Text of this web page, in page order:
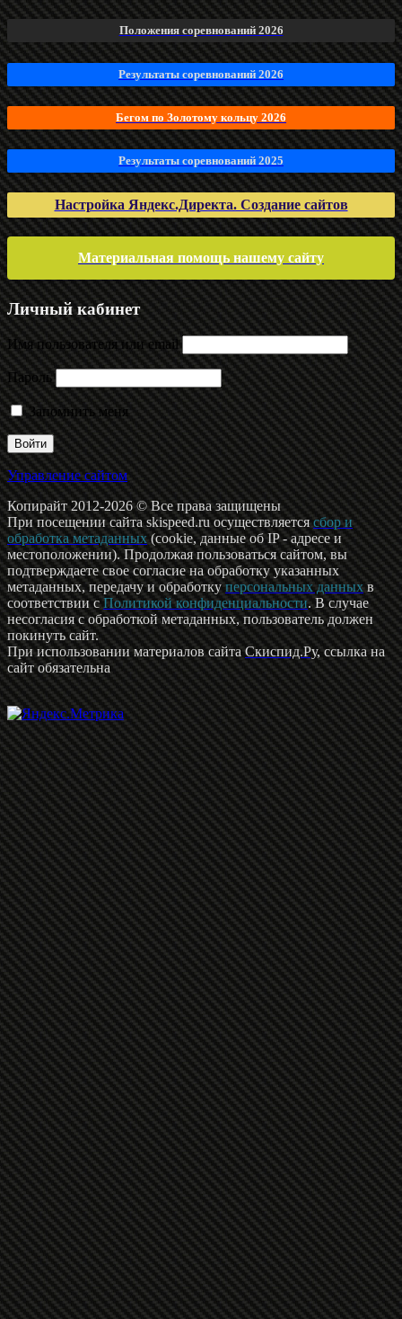
Положения соревнований 2026
Результаты соревнований 2026
Бегом по Золотому кольцу 2026
Результаты соревнований 2025
Настройка Яндекс.Директа. Создание сайтов
Материальная помощь нашему сайту
Личный кабинет
Имя пользователя или email
Пароль
Запомнить меня
Управление сайтом
Копирайт 2012-2026 © Все права защищены
При посещении сайта skispeed.ru осуществляетсясбор и
обработка метаданных(cookie, данные об IP - адресе и
местоположении). Продолжая пользоваться сайтом, вы
подтверждаете свое согласие на обработку указанных
метаданных, передачу и обработкуперсональных данныхв
соответствии сПолитикой конфиденциальности. В случае
несогласия с обработкой метаданных, пользователь должен
покинуть сайт.
При использовании материалов сайтаСкиспид.Ру, ссылка на
сайт обязательна